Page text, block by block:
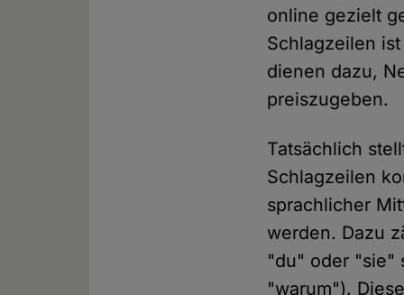
online gezielt
Schlagzeilen
dienen dazu,
preiszugeben.
Tatsächlich
Schlagzeilen
sprachlicher
werden. Dazu
"du" oder "sie"
"warum").